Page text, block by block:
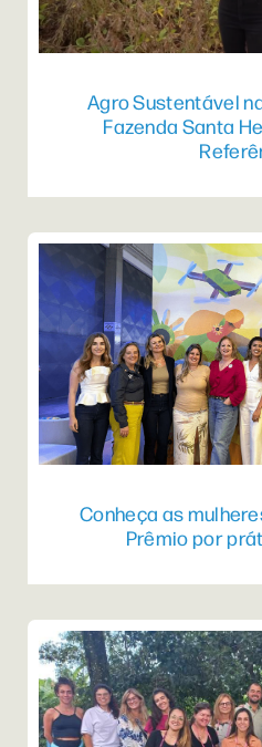
Agro Sustentável
Fazenda Santa
Conheça as
Prêmio por